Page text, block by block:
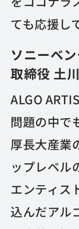
ても応援し
ソニーベ
取締役 土
ALGO
問題の中で
厚長大産業
ップレベル
エンティス
込んだアル